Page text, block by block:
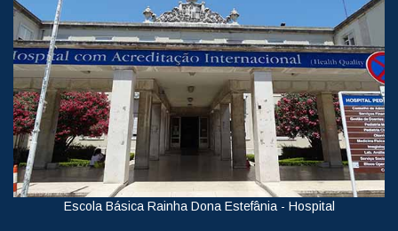
Escola Básica Rainha Dona Estefânia - Hospital